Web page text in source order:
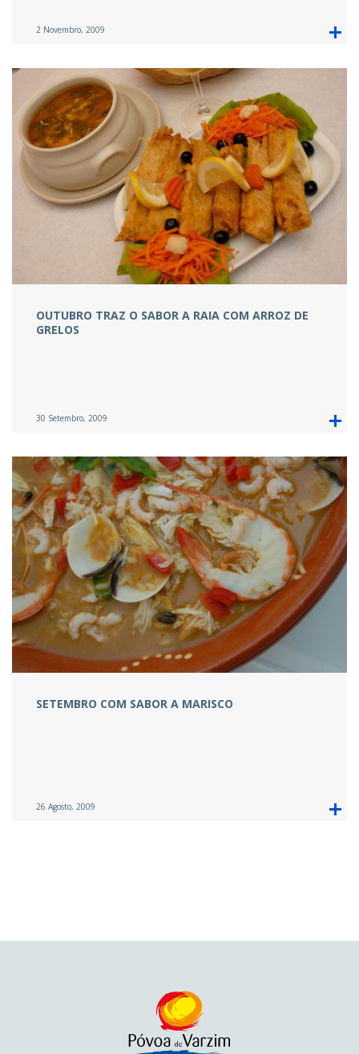
2 Novembro, 2009
OUTUBRO TRAZ O SABOR A RAIA COM ARROZ DE
GRELOS
30 Setembro, 2009
SETEMBRO COM SABOR A MARISCO
26 Agosto, 2009